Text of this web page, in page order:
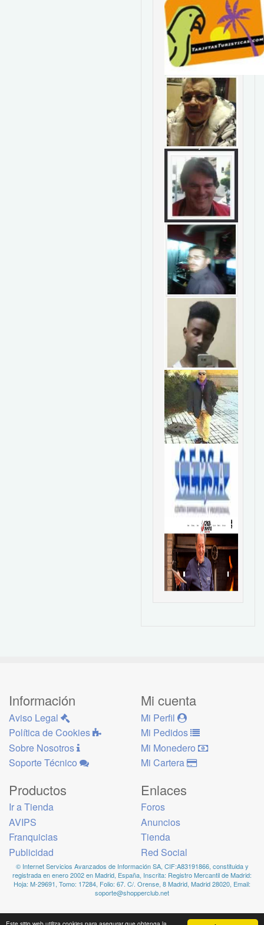
Información
Aviso Legal
Política de Cookies
Sobre Nosotros
Soporte Técnico
Mi cuenta
Mi Perfil
Mi Pedidos
Mi Monedero
Mi Cartera
Productos
Ir a Tienda
AVIPS
Franquicias
Publicidad
Enlaces
Foros
Anuncios
Tienda
Red Social
© Internet Servicios Avanzados de Información SA, CIF:A83191866, constituida y
registrada en enero 2002 en Madrid, España, Inscrita: Registro Mercantil de Madrid:
Hoja: M-29691, Tomo: 17284, Folio: 67. C/. Orense, 8 Madrid, Madrid 28020, Email:
soporte@shopperclub.net